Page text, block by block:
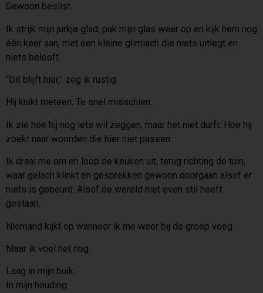
Gewoon beslist.
Ik strijk mijn jurkje glad, pak mijn glas weer op en kijk hem nog
één keer aan, met een kleine glimlach die niets uitlegt en
niets belooft.
“Dit blijft hier,” zeg ik rustig.
Hij knikt meteen. Te snel misschien.
Ik zie hoe hij nog iets wil zeggen, maar het niet durft. Hoe hij
zoekt naar woorden die hier niet passen.
Ik draai me om en loop de keuken uit, terug richting de tuin,
waar gelach klinkt en gesprekken gewoon doorgaan alsof er
niets is gebeurd. Alsof de wereld niet even stil heeft
gestaan.
Niemand kijkt op wanneer ik me weer bij de groep voeg.
Maar ik voel het nog.
Laag in mijn buik.
In mijn houding.